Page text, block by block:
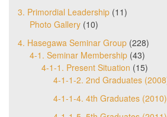
3. Primordial Leadership (11)
Photo Gallery (10)
4. Hasegawa Seminar Group (228)
4-1. Seminar Membership (43)
4-1-1. Present Situation (15)
4-1-1-2. 2nd Graduates
4-1-1-4. 4th Graduates (2010)